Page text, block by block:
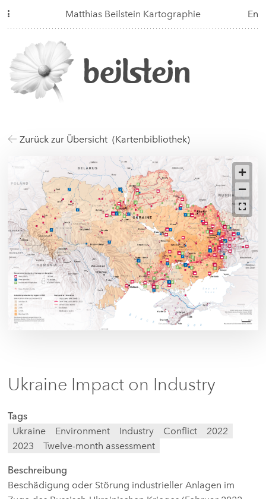
Matthias Beilstein Kartographie En
Zurück zur Übersicht (Kartenbibliothek)
Ukraine Impact on Industry
Tags
Ukraine
Environment Industry Conflict
2022
2023
Twelve-month assessment
Beschreibung
Beschädigung oder Störung industrieller Anlagen im